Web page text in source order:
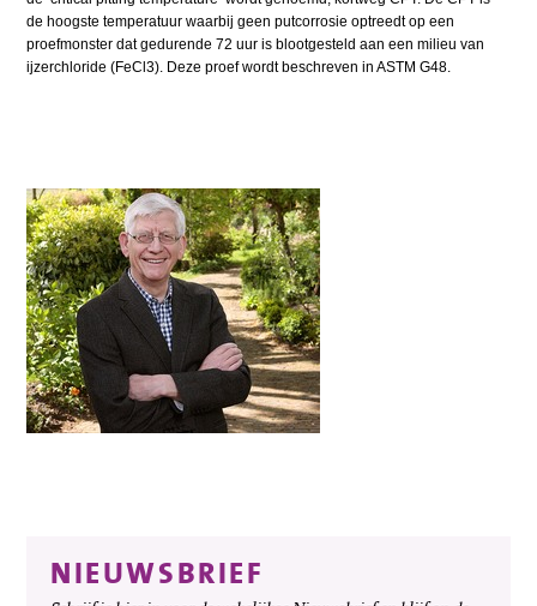
de hoogste temperatuur waarbij geen putcorrosie optreedt op een
proefmonster dat gedurende 72 uur is blootgesteld aan een milieu van
ijzerchloride (FeCl3). Deze proef wordt beschreven in ASTM G48.
NIEUWSBRIEF